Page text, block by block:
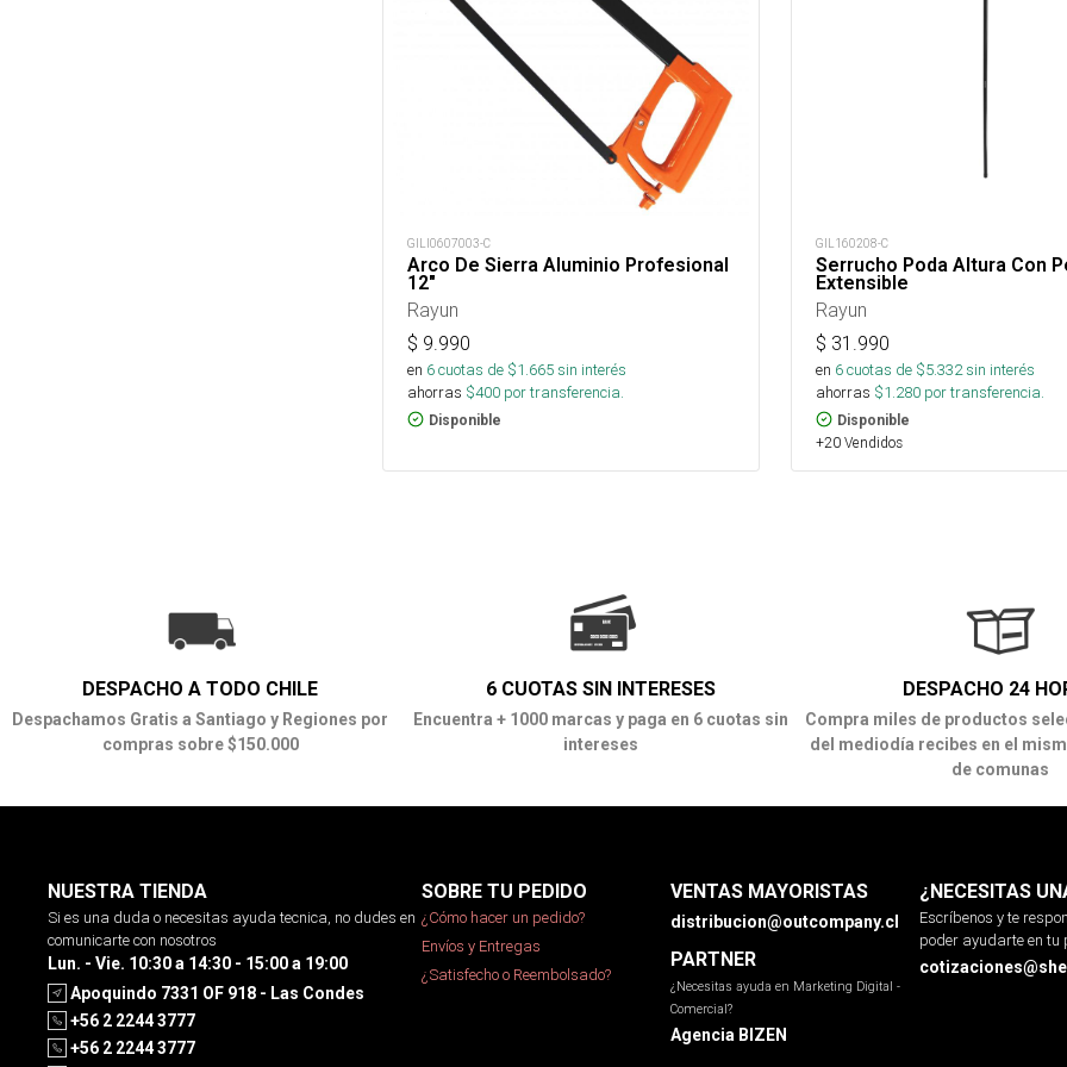
GILI0607003-C
Arco De Sierra Aluminio Profesional
12"
Rayun
$ 9.990
en 6cuotas de $1.665sin interés
ahorras $400 por transferencia.
Disponible
GIL160208-C
Serrucho Poda Altura Con
Extensible
Rayun
$ 31.990
en 6cuotas de $5.332sin interés
ahorras $1.280por transferencia.
Disponible
+20 Vendidos
DESPACHO A TODO CHILE
Despachamos Gratis a Santiago y Regiones por
compras sobre $150.000
6 CUOTAS SIN INTERESES
Encuentra + 1000 marcas y paga en 6 cuotas sin
intereses
DESPACHO 24
Compra miles de productos
del mediodía recibes en el
de comunas
NUESTRA TIENDA
Si es una duda o necesitas ayuda tecnica, no dudes en
comunicarte con nosotros
Lun. - Vie. 10:30 a 14:30 - 15:00 a 19:00
Apoquindo 7331 OF 918 - Las Condes
+56 2 2244 3777
+56 2 2244 3777
SOBRE TU PEDIDO
¿Cómo hacer un pedido?
Envíos y Entregas
¿Satisfecho o Reembolsado?
VENTAS MAYORISTAS
distribucion@outcompany.cl
PARTNER
¿Necesitas ayuda en Marketing Digital -
Comercial?
Agencia BIZEN
¿NECESITAS
Escríbenos y te
poder ayudarte en tu